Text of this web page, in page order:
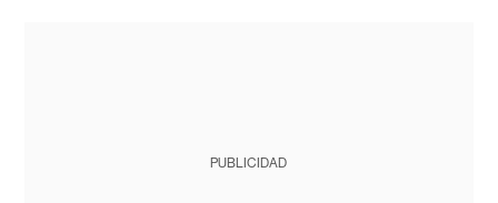
PUBLICIDAD